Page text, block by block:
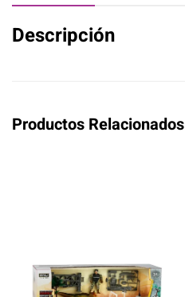
Descripción
Productos Relacionados